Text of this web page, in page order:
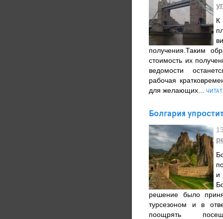
К
получения.Таким
стоимость их
ведомости
рабочая
для желающих...
Болгария
и
решение было
турсезоном и в
поощрять